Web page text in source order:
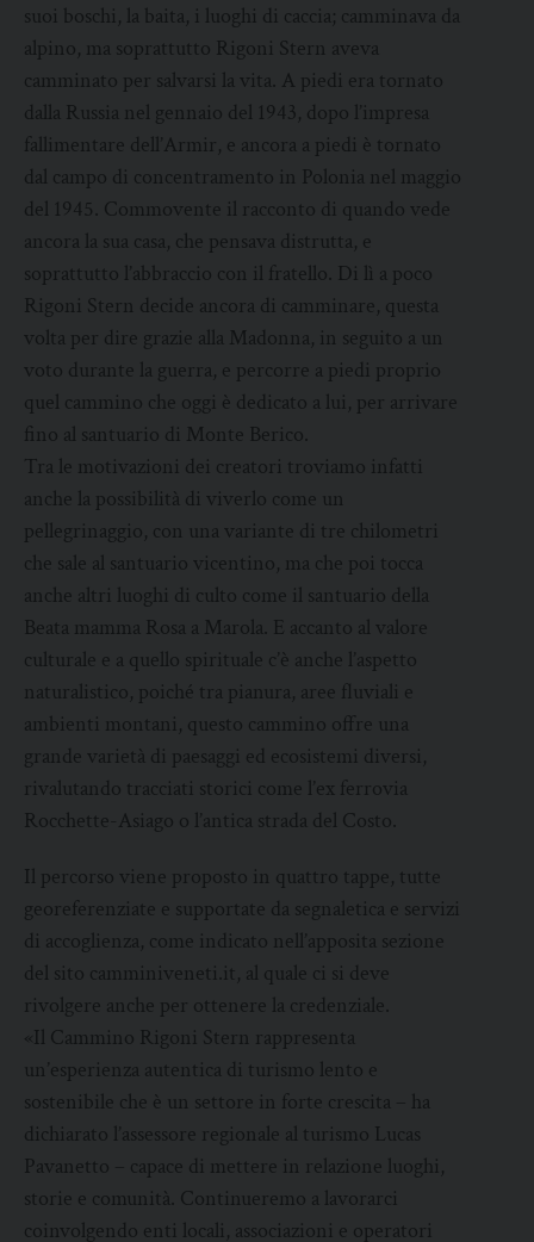
suoi boschi, la baita, i luoghi di caccia; camminava da
alpino, ma soprattutto Rigoni Stern aveva
camminato per salvarsi la vita. A piedi era tornato
dalla Russia nel gennaio del 1943, dopo l’impresa
fallimentare dell’Armir, e ancora a piedi è tornato
dal campo di concentramento in Polonia nel maggio
del 1945. Commovente il racconto di quando vede
ancora la sua casa, che pensava distrutta, e
soprattutto l’abbraccio con il fratello. Di lì a poco
Rigoni Stern decide ancora di camminare, questa
volta per dire grazie alla Madonna, in seguito a un
voto durante la guerra, e percorre a piedi proprio
quel cammino che oggi è dedicato a lui, per arrivare
fino al santuario di Monte Berico.
Tra le motivazioni dei creatori troviamo infatti
anche la possibilità di viverlo come un
pellegrinaggio, con una variante di tre chilometri
che sale al santuario vicentino, ma che poi tocca
anche altri luoghi di culto come il santuario della
Beata mamma Rosa a Marola. E accanto al valore
culturale e a quello spirituale c’è anche l’aspetto
naturalistico, poiché tra pianura, aree fluviali e
ambienti montani, questo cammino offre una
grande varietà di paesaggi ed ecosistemi diversi,
rivalutando tracciati storici come l’ex ferrovia
Rocchette-Asiago o l’antica strada del Costo.
Il percorso viene proposto in quattro tappe, tutte
georeferenziate e supportate da segnaletica e servizi
di accoglienza, come indicato nell’apposita sezione
del sito camminiveneti.it, al quale ci si deve
rivolgere anche per ottenere la credenziale.
«Il Cammino Rigoni Stern rappresenta
un’esperienza autentica di turismo lento e
sostenibile che è un settore in forte crescita – ha
dichiarato l’assessore regionale al turismo Lucas
Pavanetto – capace di mettere in relazione luoghi,
storie e comunità. Continueremo a lavorarci
coinvolgendo enti locali, associazioni e operatori